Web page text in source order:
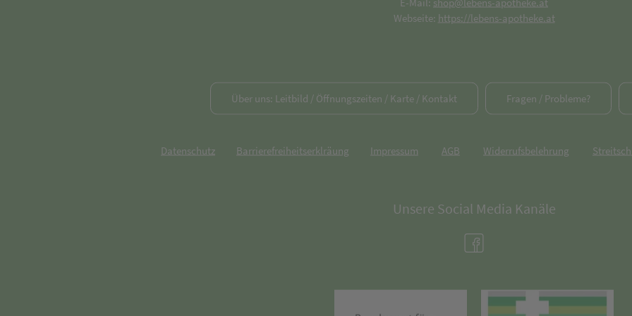
Webseite: https://lebens-apotheke.at
Über uns: Leitbild / Öffnungszeiten / Karte / Kontakt Fragen / Probleme?
Datenschutz Barrierefreiheitserklräung Impressum AGB Widerrufsbelehrung
Unsere Social Media Kanäle
(öffnet in neuem Tab)